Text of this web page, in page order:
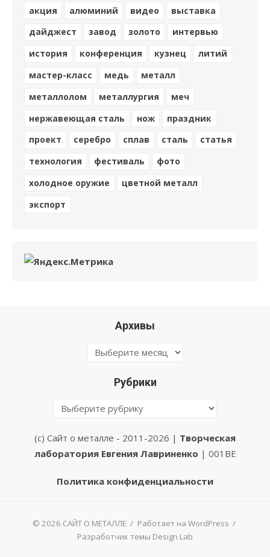
акция
алюминий видео
выставка
дайджест
завод золото
интервью
история
конференция кузнец
литий
мастер-класс
медь
металл
металлолом
металлургия
меч
нержавеющая сталь
нож
праздник
проект
серебро сплав сталь
статья
технология
фестиваль
фото
холодное оружие
цветной металл
экспорт
Архивы
Архивы
Рубрики
Рубрики
(с) Сайт о металле - 2011-2026 | Творческая
лаборатория Евгения Лавриненко | 001BE
Политика конфиденциальности
© 2026 САЙТ О МЕТАЛЛЕ / Работает на WordPress /
Разработчик темы Design Lab